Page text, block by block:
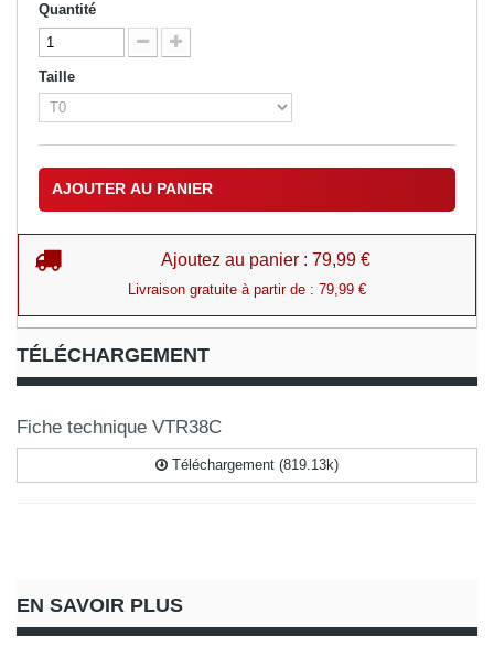
Quantité
Taille
AJOUTER AU PANIER
Ajoutez au panier : 79,99 €
Livraison gratuite à partir de : 79,99 €
TÉLÉCHARGEMENT
Fiche technique VTR38C
Téléchargement (819.13k)
EN SAVOIR PLUS